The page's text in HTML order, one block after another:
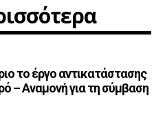
το έργο αντικατάστασης
– Αναμονή για τη σύμβαση